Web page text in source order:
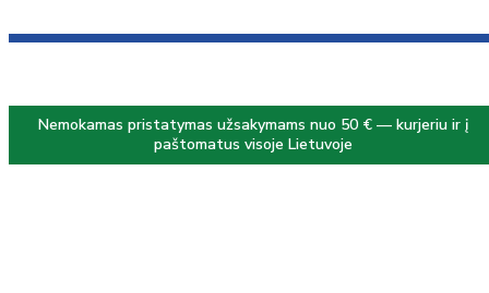
Nemokamas pristatymas užsakymams nuo 50 € — kurjeriu ir į
paštomatus visoje Lietuvoje